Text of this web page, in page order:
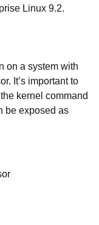
Linux 9.2.
on a system with
It’s important to
kernel command
be exposed as